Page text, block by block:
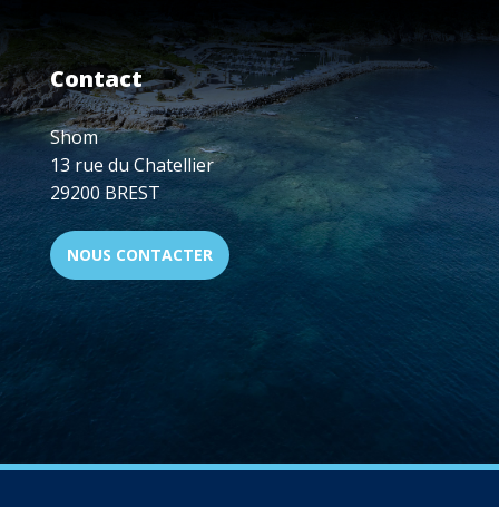
Contact
Shom
13 rue du Chatellier
29200 BREST
NOUS CONTACTER